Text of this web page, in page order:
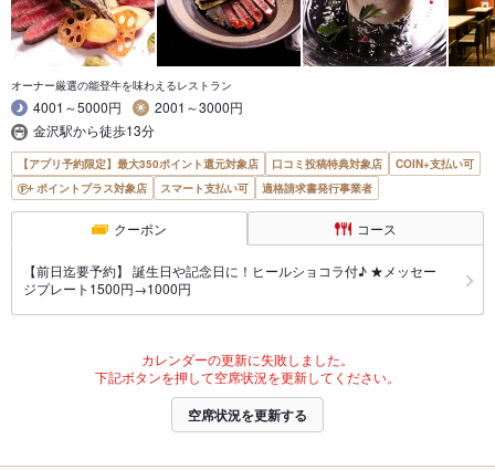
オーナー厳選の能登牛を味わえるレストラン
4001～5000円
2001～3000円
金沢駅から徒歩13分
【アプリ予約限定】最大350ポイント還元対象店 口コミ投稿特典対象店
COIN+支払い可
ポイントプラス対象店
スマート支払い可 適格請求書発行事業者
クーポン コース
【前日迄要予約】 誕生日や記念日に！ヒールショコラ付♪ ★メッセー
ジプレート1500円→1000円
カレンダーの更新に失敗しました。
下記ボタンを押して空席状況を更新してください。
空席状況を更新する